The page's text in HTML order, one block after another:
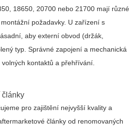
18650, 20700 nebo 21700 mají různé
požadavky. U zařízení s
aby externí obvod (držák,
typ. Správné zapojení a mechanická
kontaktů a přehřívání.
články
pro zajištění nejvyšší kvality a
články od renomovaných